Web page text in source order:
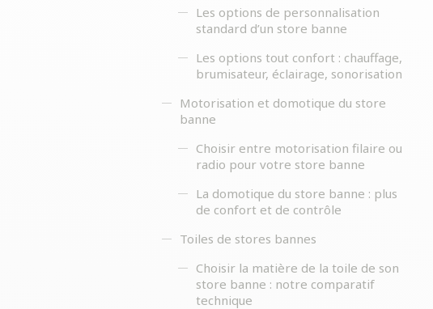
Les options de personnalisation
standard d’un store banne
Les options tout confort : chauffage,
brumisateur, éclairage, sonorisation
Motorisation et domotique du store
banne
Choisir entre motorisation filaire ou
radio pour votre store banne
La domotique du store banne : plus
de confort et de contrôle
Toiles de stores bannes
Choisir la matière de la toile de son
store banne : notre comparatif
technique